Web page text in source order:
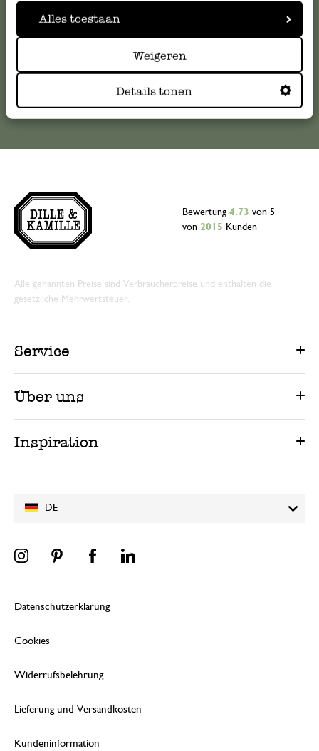
Alles toestaan
Weigeren
Details tonen
Online-Kundenservice
DE
Bewertung 4.73 von 5
von 2015 Kunden
Alle genannten Preise sind Verbraucherpreise und enthalten die
gesetzliche Mehrwertsteuer.
Service
Über uns
Inspiration
Datenschutzerklärung
Cookies
Widerrufsbelehrung
Lieferung und Versandkosten
Kundeninformation